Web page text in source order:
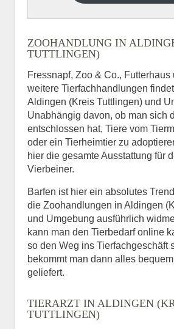
ZOOHANDLUNG IN
TUTTLINGEN)
Fressnapf, Zoo & Co., Futterhaus
weitere Tierfachhandlungen
Aldingen (Kreis Tuttlingen) und
Unabhängig davon, ob man sich
entschlossen hat, Tiere vom
oder ein Tierheimtier zu
hier die gesamte Ausstattung für
Vierbeiner.
Barfen ist hier ein absolutes
die Zoohandlungen in Aldingen
und Umgebung ausführlich
kann man den Tierbedarf online
so den Weg ins Tierfachgeschäft
bekommt man dann alles
geliefert.
TIERARZT IN ALDINGEN
TUTTLINGEN)